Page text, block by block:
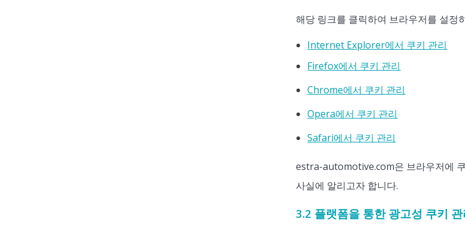
해당 링크를 클릭하여 브라우저를 설정
Internet Explorer에서 쿠키 관리
Firefox에서 쿠키 관리
Chrome에서 쿠키 관리
Opera에서 쿠키 관리
Safari에서 쿠키 관리
estra-automotive.com은 브라우저에
사실에 알리고자 합니다.
3.2 플랫폼을 통한 광고성 쿠키 관